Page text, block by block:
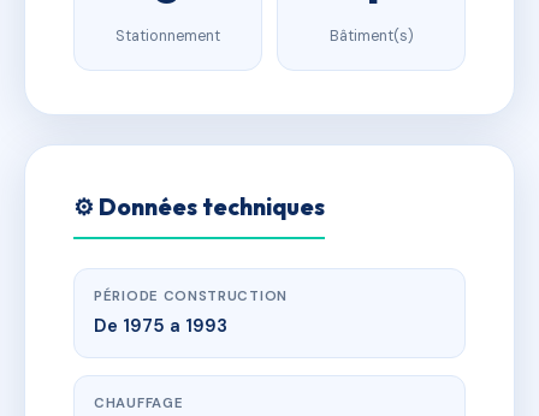
Stationnement Bâtiment(s)
⚙️ Données techniques
PÉRIODE CONSTRUCTION
De 1975 a 1993
CHAUFFAGE